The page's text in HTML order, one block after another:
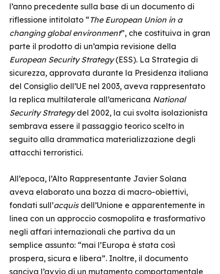
l’anno precedente sulla base di un documento di
riflessione intitolato “ The European Union in a
changing global environment”, che costituiva in gran
parte il prodotto di un’ampia revisione della
European Security Strategy(ESS). La Strategia di
sicurezza, approvata durante la Presidenza italiana
del Consiglio dell’UE nel 2003, aveva rappresentato
la replica multilaterale all’americana National
Security Strategydel 2002, la cui svolta isolazionista
sembrava essere il passaggio teorico scelto in
seguito alla drammatica materializzazione degli
attacchi terroristici.
All’epoca, l’Alto Rappresentante Javier Solana
aveva elaborato una bozza di macro-obiettivi,
fondati sull’acquisdell’Unione e apparentemente in
linea con un approccio cosmopolita e trasformativo
negli affari internazionali che partiva da un
semplice assunto: “mai l’Europa è stata così
prospera, sicura e libera”. Inoltre, il documento
sanciva l’avvio di un mutamento comportamentale